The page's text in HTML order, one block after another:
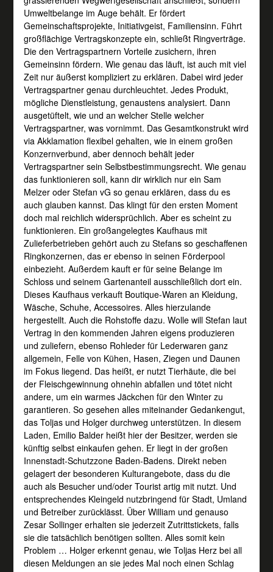
Umweltbelange im Auge behält. Er fördert
Gemeinschaftsprojekte, Initiativgeist, Familiensinn. Führt
großflächige Vertragskonzepte ein, schließt Ringverträge.
Die den Vertragspartnern Vorteile zusichern, ihren
Gemeinsinn fördern. Wie genau das läuft, ist auch mit viel
Zeit nur äußerst kompliziert zu erklären. Dabei wird jeder
Vertragspartner genau durchleuchtet. Jedes Produkt,
mögliche Dienstleistung, genaustens analysiert. Dann
ausgetüftelt, wie und an welcher Stelle welcher
Vertragspartner, was vornimmt. Das Gesamtkonstrukt wird
via Akklamation flexibel gehalten, wie in einem großen
Konzernverbund, aber dennoch behält jeder
Vertragspartner sein Selbstbestimmungsrecht. Wie genau
das funktionieren soll, kann dir wirklich nur ein Sam
Melzer oder Stefan vG so genau erklären, dass du es
auch glauben kannst. Das klingt für den ersten Moment
doch mal reichlich widersprüchlich. Aber es scheint zu
funktionieren. Ein großangelegtes Kaufhaus mit
Zulieferbetrieben gehört auch zu Stefans so geschaffenen
Ringkonzernen, das er ebenso in seinen Förderpool
einbezieht. Außerdem kauft er für seine Belange im
Schloss und seinem Gartenanteil ausschließlich dort ein.
Dieses Kaufhaus verkauft Boutique-Waren an Kleidung,
Wäsche, Schuhe, Accessoires. Alles hierzulande
hergestellt. Auch die Rohstoffe dazu. Wolle will Stefan laut
Vertrag in den kommenden Jahren eigens produzieren
und zuliefern, ebenso Rohleder für Lederwaren ganz
allgemein, Felle von Kühen, Hasen, Ziegen und Daunen
im Fokus liegend. Das heißt, er nutzt Tierhäute, die bei
der Fleischgewinnung ohnehin abfallen und tötet nicht
andere, um ein warmes Jäckchen für den Winter zu
garantieren. So gesehen alles miteinander Gedankengut,
das Toljas und Holger durchweg unterstützen. In diesem
Laden, Emilio Balder heißt hier der Besitzer, werden sie
künftig selbst einkaufen gehen. Er liegt in der großen
Innenstadt-Schutzzone Baden-Badens. Direkt neben
gelagert der besonderen Kulturangebote, dass du die
auch als Besucher und/oder Tourist artig mit nutzt. Und
entsprechendes Kleingeld nutzbringend für Stadt, Umland
und Betreiber zurücklässt. Über William und genauso
Zesar Sollinger erhalten sie jederzeit Zutrittstickets, falls
sie die tatsächlich benötigen sollten. Alles somit kein
Problem … Holger erkennt genau, wie Toljas Herz bei all
diesen Meldungen an sie jedes Mal noch einen Schlag